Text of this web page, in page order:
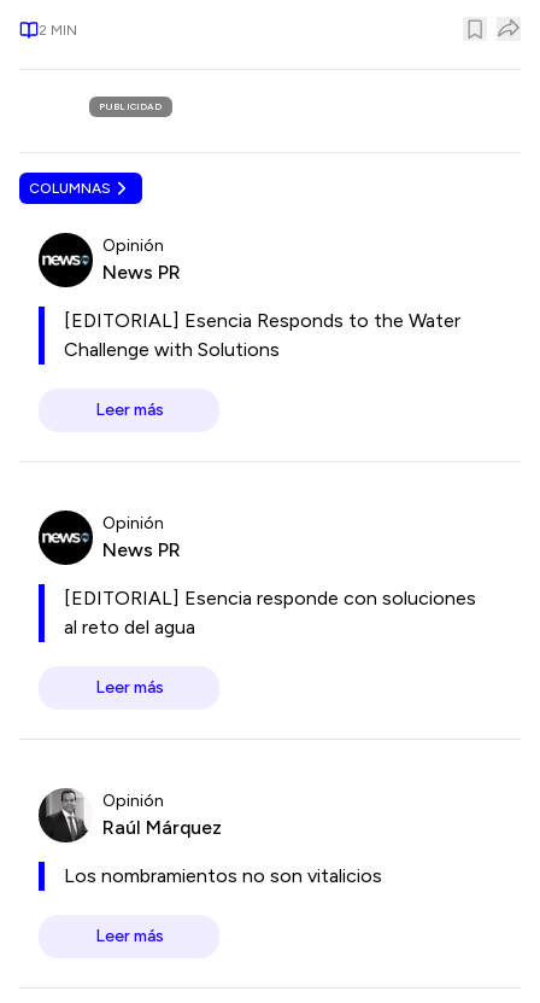
2 MIN
PUBLICIDAD
COLUMNAS
Opinión
News PR
[EDITORIAL] Esencia Responds to the Water
Challenge with Solutions
Leer más
Opinión
News PR
[EDITORIAL] Esencia responde con soluciones
al reto del agua
Leer más
Opinión
Raúl Márquez
Los nombramientos no son vitalicios
Leer más